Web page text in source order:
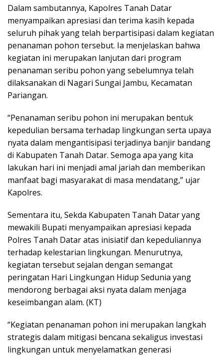
Dalam sambutannya, Kapolres Tanah Datar
menyampaikan apresiasi dan terima kasih kepada
seluruh pihak yang telah berpartisipasi dalam kegiatan
penanaman pohon tersebut. Ia menjelaskan bahwa
kegiatan ini merupakan lanjutan dari program
penanaman seribu pohon yang sebelumnya telah
dilaksanakan di Nagari Sungai Jambu, Kecamatan
Pariangan.
“Penanaman seribu pohon ini merupakan bentuk
kepedulian bersama terhadap lingkungan serta upaya
nyata dalam mengantisipasi terjadinya banjir bandang
di Kabupaten Tanah Datar. Semoga apa yang kita
lakukan hari ini menjadi amal jariah dan memberikan
manfaat bagi masyarakat di masa mendatang,” ujar
Kapolres.
Sementara itu, Sekda Kabupaten Tanah Datar yang
mewakili Bupati menyampaikan apresiasi kepada
Polres Tanah Datar atas inisiatif dan kepeduliannya
terhadap kelestarian lingkungan. Menurutnya,
kegiatan tersebut sejalan dengan semangat
peringatan Hari Lingkungan Hidup Sedunia yang
mendorong berbagai aksi nyata dalam menjaga
keseimbangan alam. (KT)
“Kegiatan penanaman pohon ini merupakan langkah
strategis dalam mitigasi bencana sekaligus investasi
lingkungan untuk menyelamatkan generasi